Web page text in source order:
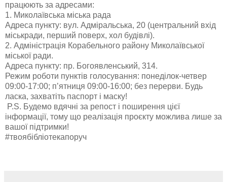
працюють за адресами:
1. Миколаївська міська рада
Адреса пункту: вул. Адміральська, 20 (центральний вхід
міськради, перший поверх, хол будівлі).
2. Адміністрація Корабельного району Миколаївської
міської ради.
Адреса пункту: пр. Богоявленський, 314.
Режим роботи пунктів голосування: понеділок-четвер
09:00-17:00; п’ятниця 09:00-16:00; без перерви. Будь
ласка, захватіть паспорт і маску!
P.S. Будемо вдячні за репост і поширення цієї
інформації, тому що реалізація проєкту можлива лише за
вашої підтримки!
#твоябібліотекапоруч